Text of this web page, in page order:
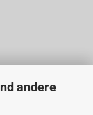
andere